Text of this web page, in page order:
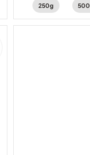
jasmínu.
250g